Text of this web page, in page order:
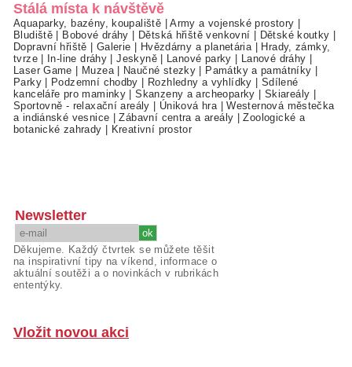
Stálá místa k návštěvě
Aquaparky, bazény, koupaliště |Army a vojenské prostory
Bludiště
Bobové dráhy Dětská hřiště venkovní Dětské koutky
Dopravní hřiště
Galerie Hvězdárny a planetária|
Hrady, zámky,
tvrze| In-line dráhy |Jeskyně| Lanové parky Lanové dráhy
Laser Game
Muzea| Naučné stezky Památky a památníky
Parky| Podzemní chodby Rozhledny a vyhlídky
Sdílené
kanceláře pro maminky |Skanzeny a archeoparky Skiareály
Sportovně - relaxační areály
Úniková hra|Westernová městečka
a indiánské vesnice |Zábavní centra a areály |Zoologické a
botanické zahrady
Kreativní prostor
Newsletter
Děkujeme. Každý čtvrtek se můžete těšit
na inspirativní tipy na víkend, informace o
aktuální soutěži a o novinkách v rubrikách
ententýky.
Vložit novou akci